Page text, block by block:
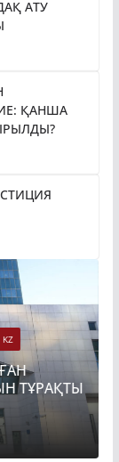
АТУ
ҚАНША
ТОҚАЕВ